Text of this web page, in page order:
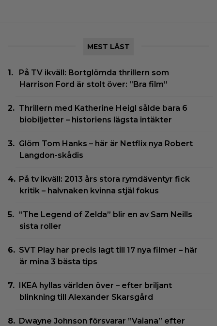
MEST LÄST
På TV ikväll: Bortglömda thrillern som
Harrison Ford är stolt över: ”Bra film”
Thrillern med Katherine Heigl sålde bara 6
biobiljetter – historiens lägsta intäkter
Glöm Tom Hanks – här är Netflix nya Robert
Langdon-skådis
På tv ikväll: 2013 års stora rymdäventyr fick
kritik – halvnaken kvinna stjäl fokus
”The Legend of Zelda” blir en av Sam Neills
sista roller
SVT Play har precis lagt till 17 nya filmer – här
är mina 3 bästa tips
IKEA hyllas världen över – efter briljant
blinkning till Alexander Skarsgård
Dwayne Johnson försvarar ”Vaiana” efter